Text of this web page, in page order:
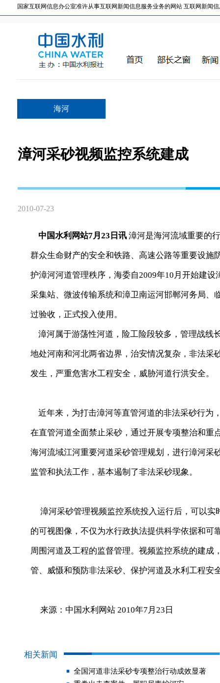
国家互联网信息办公室准许从事互联网新闻信息服务业务的网站 互联网新闻信
海河
漳河采砂视频监控系统建成
2010-07-23
中国水利网站7月23日讯 漳河是海河流域重要的
群众生命财产的安全和铁路、高速公路等重要设
护漳河河道管理秩序，海委自2009年10月开始建
采集站、微波传输系统和漳卫南运河邯郸河务局
过验收，正式投入使用。
漳河属于游荡性河道，险工险段较多，管理战线
地处河南和河北两省边界，治安情况复杂，非法
发生，严重危害水工程安全，威胁河道行洪安全。
近年来，为打击漳河等直管河道的非法采砂行为
在直管河道全面禁止采砂，通过开展专项整治和
海河流域江河重要河道采砂管理规划，进行漳河
监管和执法工作，基本遏制了非法采砂现象。
漳河采砂管理视频监控系统投入运行后，可以实
的可视图像，不仅为水行政执法提供科学依据和
周围河道及工程的监督管理。视频监控系统的建
管、威慑和预防非法采砂、保护河道及水利工程安
来源：中国水利网站 2010年7月23日
相关新闻
全国河道非法采砂专项整治行动成效显著